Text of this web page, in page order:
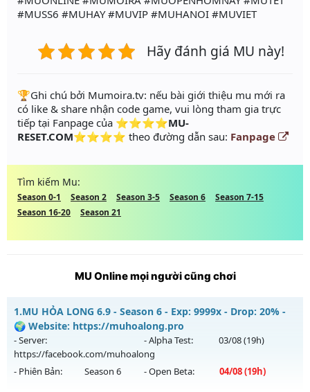
#MUSS6 #MUHAY #MUVIP #MUHANOI #MUVIET
Hãy đánh giá MU này!
️🏆Ghi chú bởi Mumoira.tv: nếu bài giới thiệu mu mới ra
có like & share nhận code game, vui lòng tham gia trực
tiếp tại Fanpage của ⭐⭐⭐⭐MU-
RESET.COM⭐⭐⭐⭐ theo đường dẫn sau: Fanpage
Tìm kiếm Mu:
Season 0-1 Season 2 Season 3-5 Season 6
Season 7-15
Season 16-20
Season 21
MU Online mọi người cũng chơi
1.MU HỎA LONG 6.9 - Season 6 - Exp: 9999x - Drop: 20% -
🌍 Website: https://muhoalong.pro
- Server:
https://facebook.com/muhoalong
- Alpha Test: 03/08(19h)
- Phiên Bản: Season 6 - Open Beta: 04/08(19h)